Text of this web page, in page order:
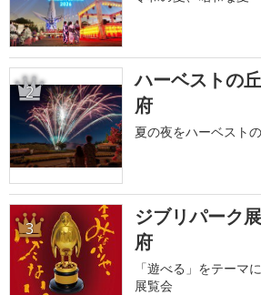
2
ハーベストの
府
夏の夜をハーベスト
3
ジブリパーク
府
「遊べる」をテーマ
展覧会